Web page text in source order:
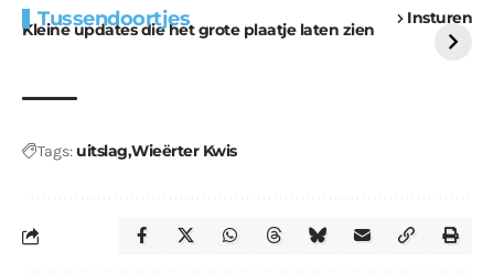
Tussendoortjes Insturen
Kleine updates die het grote plaatje laten zien
voor kabouters
uitdaging
Tags: uitslag Wieërter Kwis